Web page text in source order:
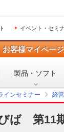
イベント・セミ
お客様マイページ
製品・ソフト
インセミナー 経
ば 第11